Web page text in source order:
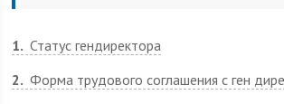
1 Статус гендиректора
2
Форма трудового соглашения с ген